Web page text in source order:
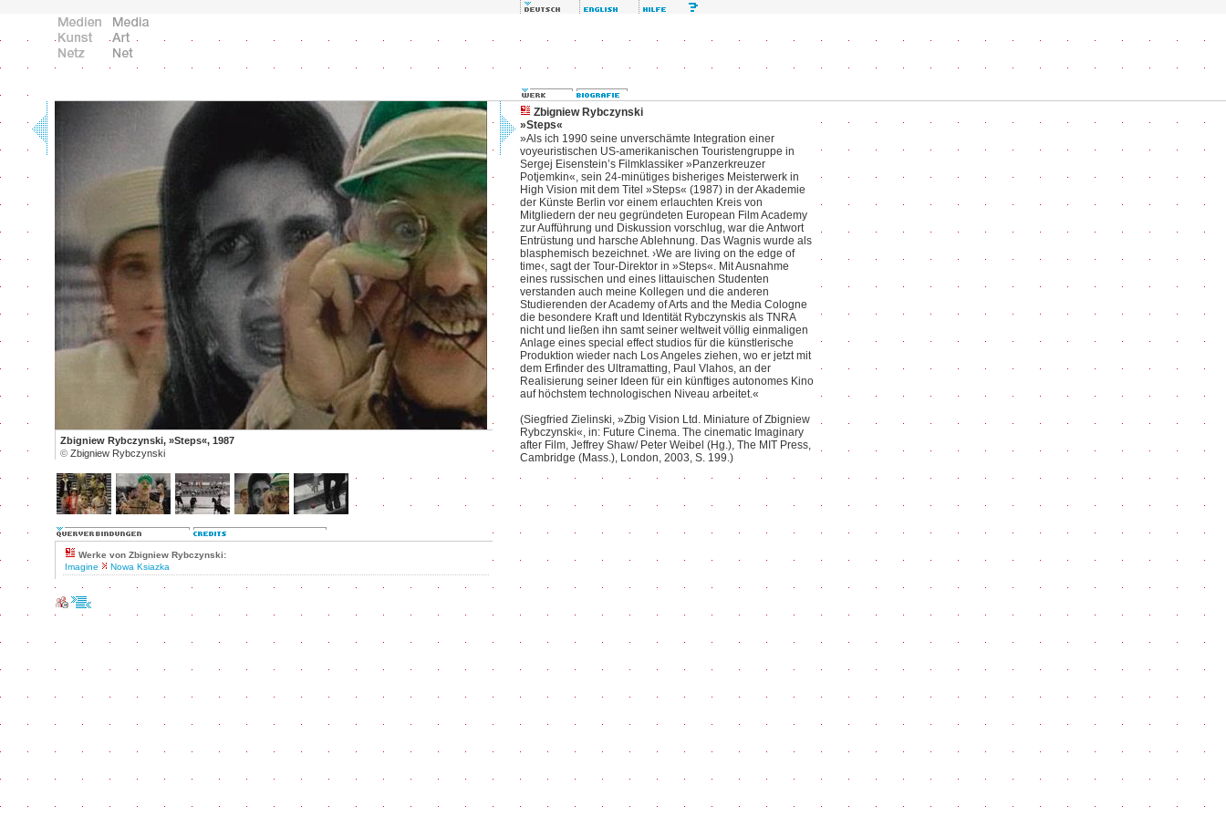
Zbigniew Rybczynski, »Steps«, 1987
© Zbigniew Rybczynski
Werke von Zbigniew Rybczynski:
Imagine
Nowa Ksiazka
Zbigniew Rybczynski
»Steps«
»Als ich 1990 seine unverschämte Integration einer
voyeuristischen US-amerikanischen Touristengruppe in
Sergej Eisenstein’s Filmklassiker »Panzerkreuzer
Potjemkin«, sein 24-minütiges bisheriges Meisterwerk in
High Vision mit dem Titel »Steps« (1987) in der Akademie
der Künste Berlin vor einem erlauchten Kreis von
Mitgliedern der neu gegründeten European Film Academy
zur Aufführung und Diskussion vorschlug, war die Antwort
Entrüstung und harsche Ablehnung. Das Wagnis wurde als
blasphemisch bezeichnet. ›We are living on the edge of
time‹, sagt der Tour-Direktor in »Steps«. Mit Ausnahme
eines russischen und eines littauischen Studenten
verstanden auch meine Kollegen und die anderen
Studierenden der Academy of Arts and the Media Cologne
die besondere Kraft und Identität Rybczynskis als TNRA
nicht und ließen ihn samt seiner weltweit völlig einmaligen
Anlage eines special effect studios für die künstlerische
Produktion wieder nach Los Angeles ziehen, wo er jetzt mit
dem Erfinder des Ultramatting, Paul Vlahos, an der
Realisierung seiner Ideen für ein künftiges autonomes Kino
auf höchstem technologischen Niveau arbeitet.«
(Siegfried Zielinski, »Zbig Vision Ltd. Miniature of Zbigniew
Rybczynski«, in: Future Cinema. The cinematic Imaginary
after Film, Jeffrey Shaw/ Peter Weibel (Hg.), The MIT Press,
Cambridge (Mass.), London, 2003, S. 199.)